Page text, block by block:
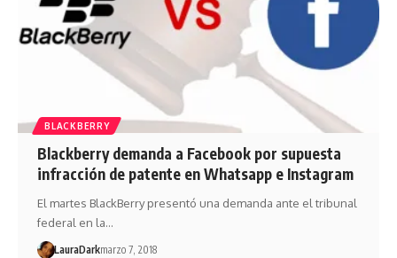
BLACKBERRY
Blackberry demanda a Facebook por supuesta
infracción de patente en Whatsapp e Instagram
El martes BlackBerry presentó una demanda ante el tribunal
federal en la…
LauraDarkmarzo 7, 2018